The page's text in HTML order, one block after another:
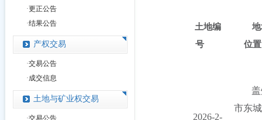
·更正公告
·结果公告
产权交易
·交易公告
·成交信息
土地与矿业权交易
·交易公告
土地编
号
位置
2026-2-
市东